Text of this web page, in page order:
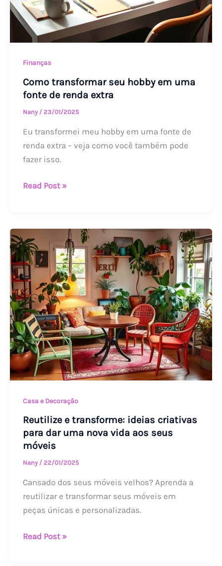
Finanças
Como transformar seu hobby em uma
fonte de renda extra
Nany / 23/01/2025
Eu transformei meu hobby em uma fonte de
renda extra – veja como você também pode
fazer isso.
renda
extra
Read Post »
Casa e Decoração
Reutilize e transforme: ideias criativas
para dar uma nova vida aos seus
móveis
Nany / 22/01/2025
Cansado dos seus móveis velhos? Aprenda a
reutilizar e transformar seus móveis em
peças únicas e personalizadas.
e
transforme:
ideias
criativas
para
dar
uma
nova
vida
aos
móveis
Read Post »